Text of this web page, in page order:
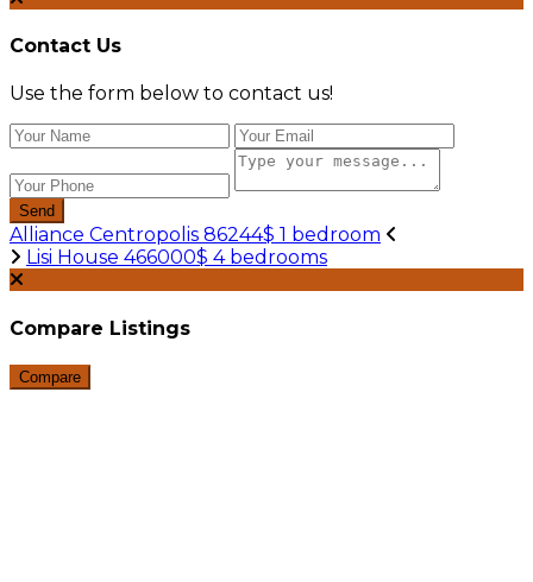
Contact Us
Use the form below to contact us!
Send
Alliance Centropolis 86244$ 1 bedroom
Lisi House 466000$ 4 bedrooms
Compare Listings
Compare